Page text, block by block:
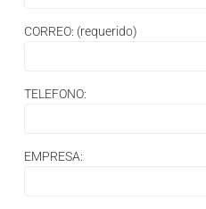
CORREO: (requerido)
TELEFONO:
EMPRESA: